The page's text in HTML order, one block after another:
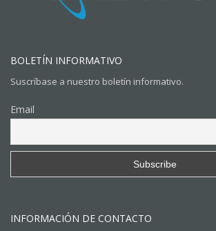
BOLETÍN INFORMATIVO
Suscríbase a nuestro boletín informativo.
Email
INFORMACIÓN DE CONTACTO